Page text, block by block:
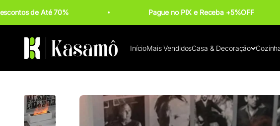
de Até 70%
Pague no PIX e Receba +5%OFF
InícioMais VendidosCasa & Decoração
Kasamô